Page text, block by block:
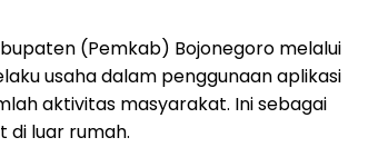
(Pemkab) Bojonegoro melalui
usaha dalam penggunaan aplikasi
aktivitas masyarakat. Ini sebagai
di luar rumah.